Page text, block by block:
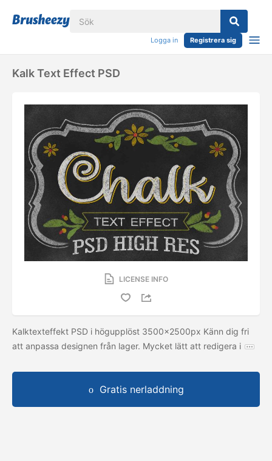
Logga in Registrera sig
Kalk Text Effect PSD
LICENSE INFO
Kalktexteffekt PSD i högupplöst 3500x2500px Känn dig fri
att anpassa designen från lager. Mycket lätt att redigera i
Gratis nerladdning